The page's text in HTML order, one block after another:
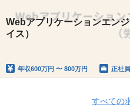
Webアプリケーションエン
イス）
年収600万円 〜 800万円 正社員
すべての